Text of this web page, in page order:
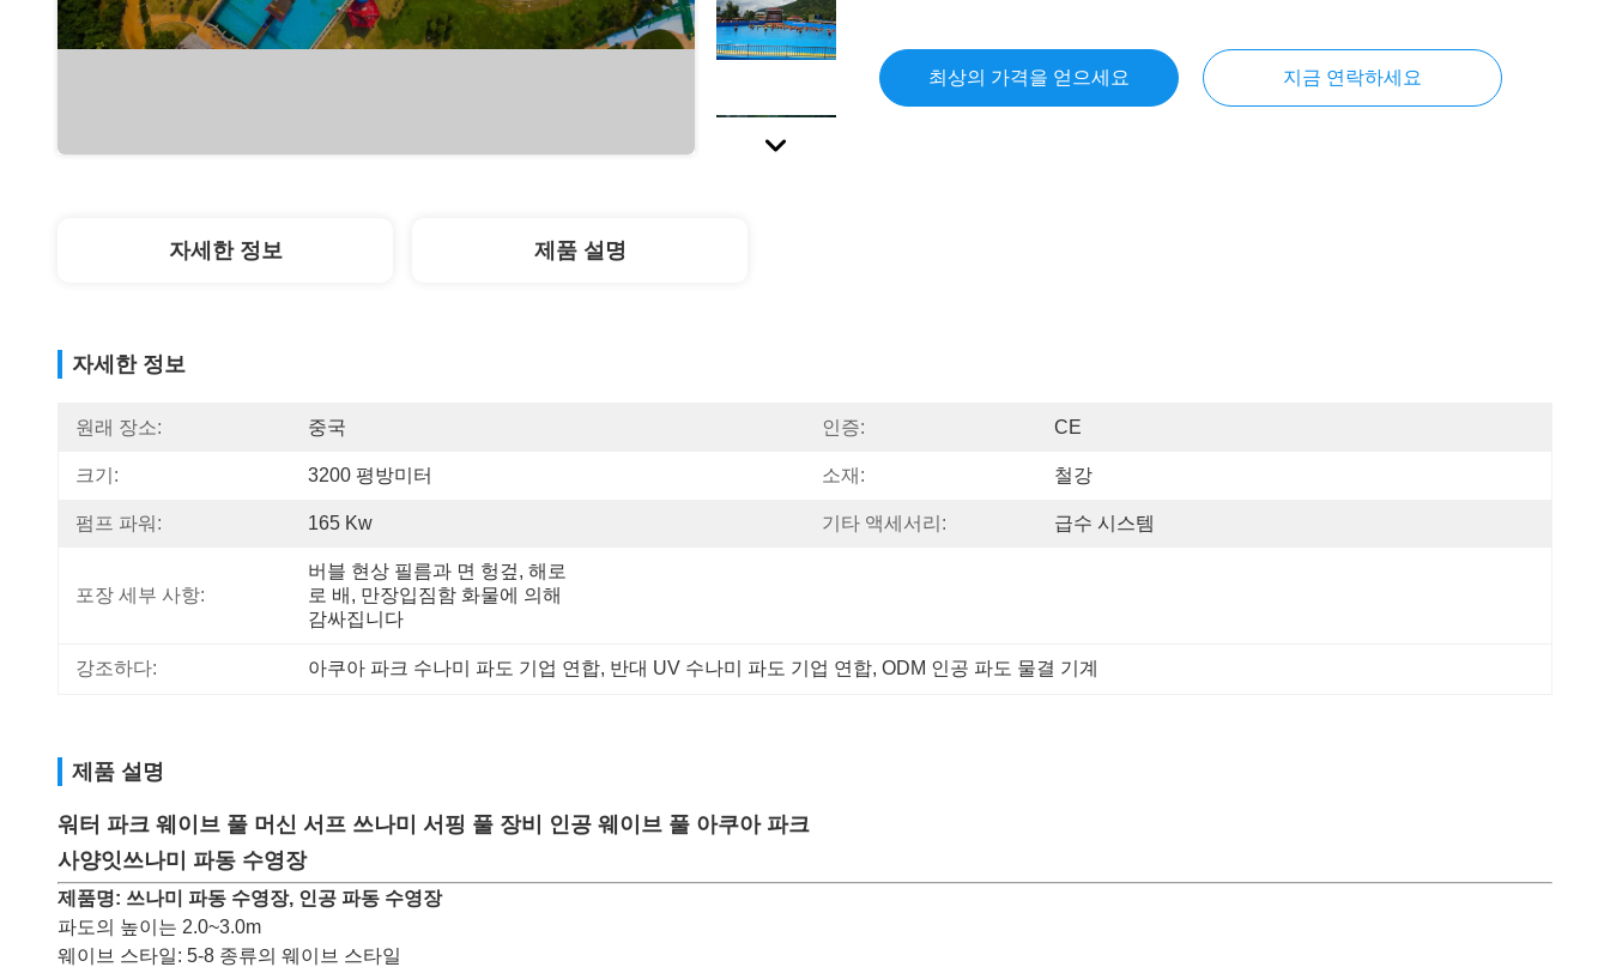
최상의 가격을 얻으세요 지금 연락하세요
자세한 정보 제품 설명
자세한 정보
원래 장소: 중국 인증: CE
크기: 3200 평방미터 소재: 철강
펌프 파워: 165 Kw 기타 액세서리: 급수 시스템
포장 세부 사항:
버블 현상 필름과 면 헝겊, 해로
로 배, 만장입짐함 화물에 의해
감싸집니다
강조하다: 아쿠아 파크 수나미 파도 기업 연합, 반대 UV 수나미 파도 기업 연합, ODM 인공 파도 물결 기계
제품 설명
워터 파크 웨이브 풀 머신 서프 쓰나미 서핑 풀 장비 인공 웨이브 풀 아쿠아 파크
사양잇쓰나미 파동 수영장
제품명: 쓰나미 파동 수영장, 인공 파동 수영장
파도의 높이는 2.0~3.0m
웨이브 스타일: 5-8 종류의 웨이브 스타일